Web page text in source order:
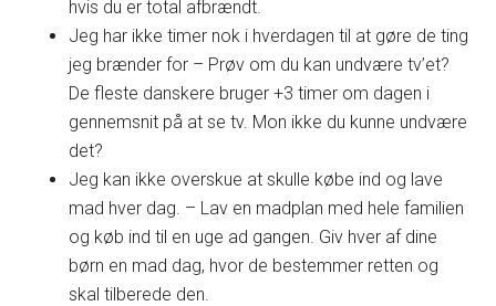
hvis du er total afbrændt.
Jeg har ikke timer nok i hverdagen til at gøre de ting
jeg brænder for – Prøv om du kan undvære tv’et?
De fleste danskere bruger +3 timer om dagen i
gennemsnit på at se tv. Mon ikke du kunne undvære
det?
Jeg kan ikke overskue at skulle købe ind og lave
mad hver dag. – Lav en madplan med hele familien
og køb ind til en uge ad gangen. Giv hver af dine
børn en mad dag, hvor de bestemmer retten og
skal tilberede den.